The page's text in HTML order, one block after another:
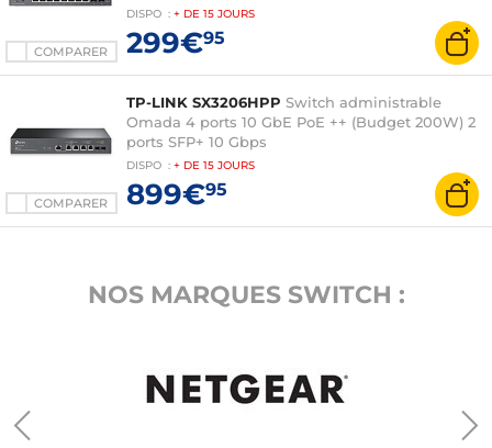
COMPARER
DISPO : + DE 15 JOURS
299€95
COMPARER
TP-LINK SX3206HPP Switch administrable
Omada 4 ports 10 GbE PoE ++ (Budget 200W) 2
ports SFP+ 10 Gbps
DISPO : + DE 15 JOURS
899€95
NOS MARQUES SWITCH :